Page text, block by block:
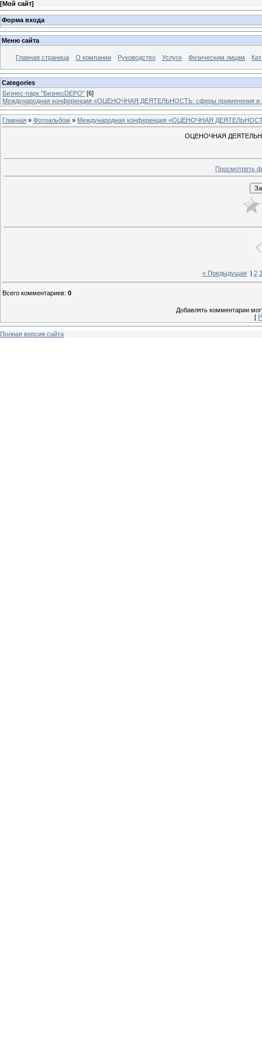
[Мой сайт]
Форма входа
Меню сайта
Главная страница О компании Руководство Услуги Физическим лицам
Categories
Бизнес-парк "БизнесDEPO" [6]
Международная конференция «ОЦЕНОЧНАЯ ДЕЯТЕЛЬНОСТЬ: сферы применения и
Главная » Фотоальбом » Международная конференция «ОЦЕНОЧНАЯ
ОЦЕНОЧНАЯ
Просмотреть
« Предыдущая| 2 3
Всего комментариев: 0
Добавлять комментарии
[
Полная версия сайта